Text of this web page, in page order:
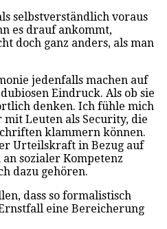
selbstverständlich voraus
es drauf ankommt,
doch ganz anders, als man
jedenfalls machen auf
Eindruck. Als ob sie
denken. Ich fühle mich
Leuten als Security, die
klammern können.
Urteilskraft in Bezug auf
sozialer Kompetenz
dazu gehören.
dass so formalistisch
eine Bereicherung